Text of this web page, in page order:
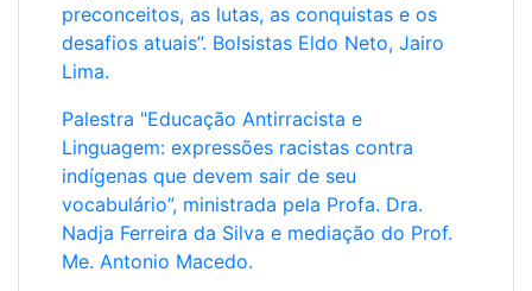
Esta Semana/Jornada Acadêmica é uma oportunidade
para aprendermos com a sabedoria ancestral que reside
nas narrativas, nas artes e nas práticas cotidianas desses
históricas e contemporâneas, para ouvirmos as suas
demandas por respeito, autonomia e pela garantia de
seus direitos territoriais e culturais. É um convite para
desconstruirmos preconceitos/estereótipos e para
construirmos pontes de diálogo e entendimento mútuo.
preconceitos, as lutas, as conquistas e os
desafios atuais”. Bolsistas Eldo Neto, Jairo
Lima.
Palestra "Educação Antirracista e
Linguagem: expressões racistas contra
indígenas que devem sair de seu
vocabulário”, ministrada pela Profa. Dra.
Nadja Ferreira da Silva e mediação do Prof.
Me. Antonio Macedo.